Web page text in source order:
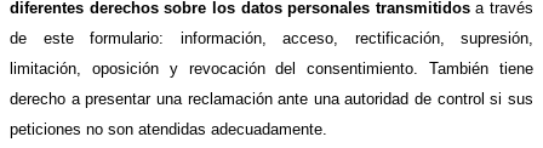
diferentes derechos sobre los datos personales transmitidosa través
de este formulario: información, acceso, rectificación, supresión,
limitación, oposición y revocación del consentimiento. También tiene
derecho a presentar una reclamación ante una autoridad de control si sus
peticiones no son atendidas adecuadamente.